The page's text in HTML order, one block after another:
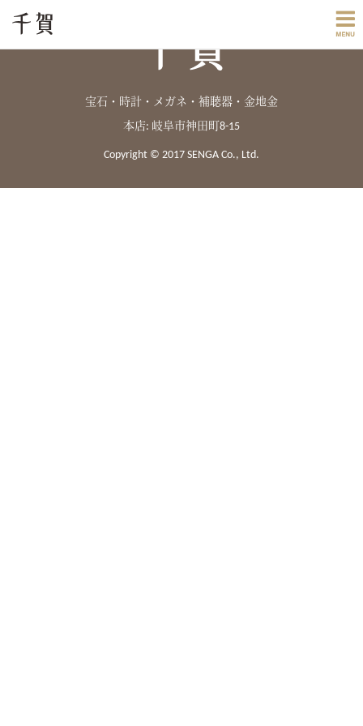
宝石・時計・メガネ・補聴器・金地金
本店: 岐阜市神田町8-15
Copyright © 2017 SENGA Co., Ltd.